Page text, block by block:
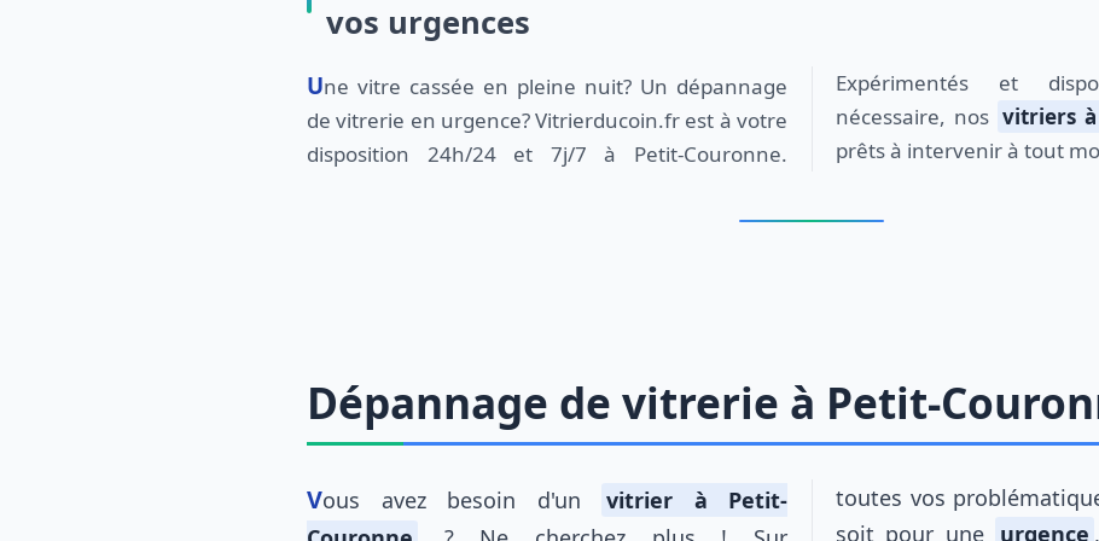
vos urgences
Une vitre cassée en pleine nuit? Un dépannage
de vitrerie en urgence? Vitrierducoin.fr est à votre
disposition 24h/24 et 7j/7 à Petit-Couronne.
Expérimentés et disposant de l'outillage
nécessaire, nos vitriers
prêts à intervenir à tout
Dépannage de vitrerie à Petit-
Vous avez besoin d'un
vitrier à Petit-
toutes vos
soit pour une urgence